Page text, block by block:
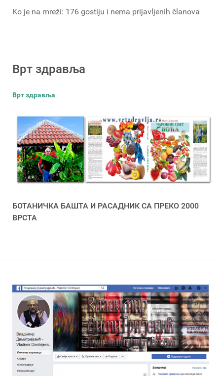
Ko je na mreži: 176 gostiju i nema prijavljenih članova
Врт здравља
Врт здравља
БОТАНИЧКА БАШТА И РАСАДНИК СА ПРЕКО 2000
ВРСТА